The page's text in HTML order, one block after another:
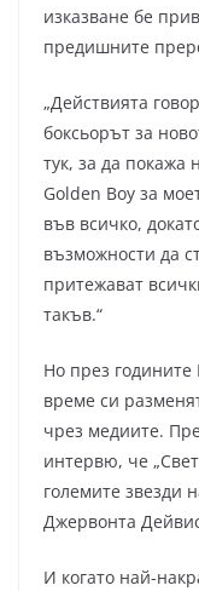
изказване бе
предишните
„Действията
боксьорът за
тук, за да покажа
Golden Boy за
във всичко,
възможности да
притежават
такъв.“
Но през
време си
чрез медиите.
интервю, че
големите звезди
Джервонта
И когато най-